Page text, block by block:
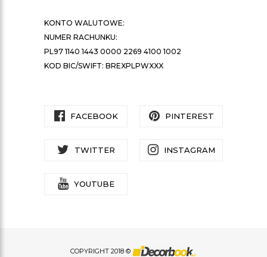
KONTO WALUTOWE:
NUMER RACHUNKU:
PL97 1140 1443 0000 2269 4100 1002
KOD BIC/SWIFT: BREXPLPWXXX
FACEBOOK PINTEREST
TWITTER INSTAGRAM
YOUTUBE
COPYRIGHT 2018 ©